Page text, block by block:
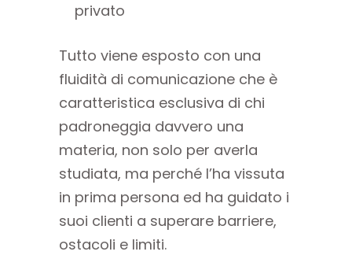
privato
Tutto viene esposto con una
fluidità di comunicazione che è
caratteristica esclusiva di chi
padroneggia davvero una
materia, non solo per averla
studiata, ma perché l’ha vissuta
in prima persona ed ha guidato i
suoi clienti a superare barriere,
ostacoli e limiti.